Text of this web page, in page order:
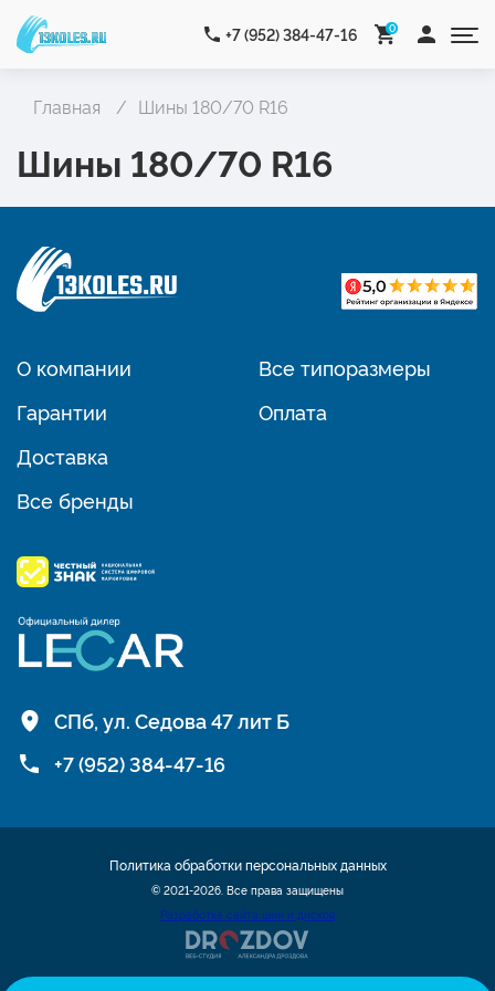
+7 (952) 384-47-16 0
Главная Шины 180/70 R16
Шины 180/70 R16
О компании
Гарантии
Доставка
Все бренды
Все типоразмеры
Оплата
СПб, ул. Седова 47 лит Б
+7 (952) 384-47-16
© 2021-2026. Все права защищены
Разработка сайта шин и дисков
Политика обработки персональных данных